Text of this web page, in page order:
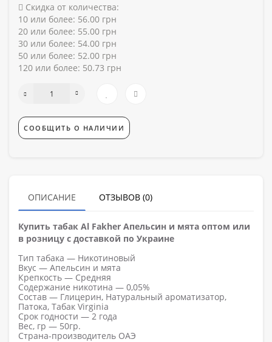
Скидка от количества:
10 или более: 56.00 грн
20 или более: 55.00 грн
30 или более: 54.00 грн
50 или более: 52.00 грн
120 или более: 50.73 грн
СООБЩИТЬ О НАЛИЧИИ
ОПИСАНИЕ ОТЗЫВОВ (0)
Купить табак Al Fakher Апельсин и мята оптом или
в розницу с доставкой по Украине
Тип табака — Никотиновый
Вкус — Апельсин и мята
Крепкость — Средняя
Содержание никотина — 0,05%
Состав — Глицерин, Натуральный ароматизатор,
Патока, Табак Virginia
Срок годности — 2 года
Вес, гр — 50гр.
Страна-производитель ОАЭ